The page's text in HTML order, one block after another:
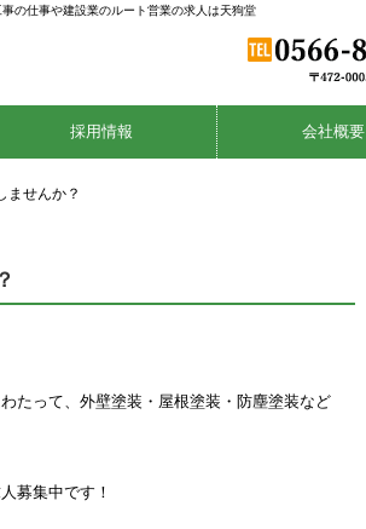
の仕事や建設業のルート営業の求人は天狗堂
採用情報 会社概要
ませんか？
たって、外壁塗装・屋根塗装・防塵塗装など
募集中です！